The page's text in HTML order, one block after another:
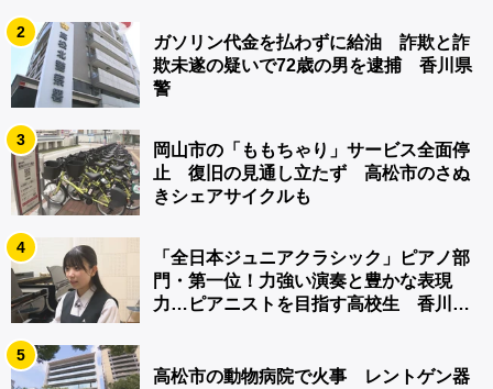
2
ガソリン代金を払わずに給油 詐欺と詐
欺未遂の疑いで72歳の男を逮捕 香川県
警
3
岡山市の「ももちゃり」サービス全面停
止 復旧の見通し立たず 高松市のさぬ
きシェアサイクルも
4
「全日本ジュニアクラシック」ピアノ部
門・第一位！力強い演奏と豊かな表現
力…ピアニストを目指す高校生 香川
5
高松市の動物病院で火事 レントゲン器